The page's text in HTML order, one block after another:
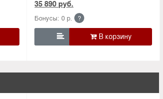
35 890 руб.
Бонусы: 0 р. ?
